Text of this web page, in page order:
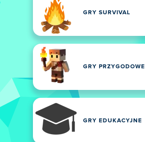
GRY SURVIVAL
GRY PRZYGODOWE
GRY EDUKACYJNE